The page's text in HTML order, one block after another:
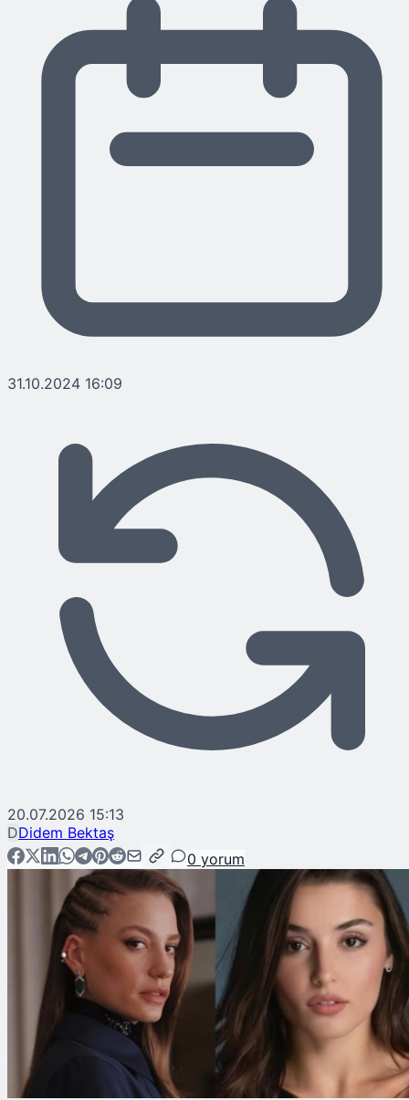
31.10.2024 16:09
20.07.2026 15:13
DDidem Bektaş
0 yorum